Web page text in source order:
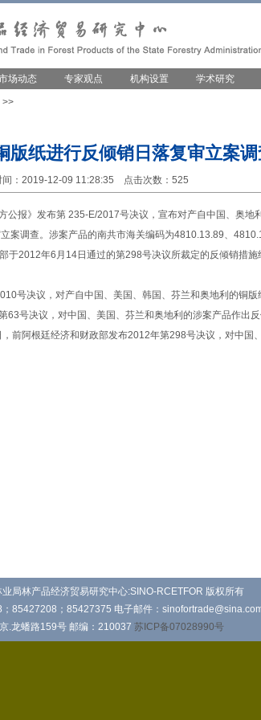
场动态 专家观点 机构设置 学术研究
>>
版纸进行反倾销日落复审立案
间：2019-12-09 11:28:35 点击次数：525
报》发布第 235-E/2017号决议，宣布对产自中国、奥地
案调查。涉案产品的南共市海关编码为4810.13.89、
于2012年6月14日通过的第298号决议所裁定的反倾销措施
号决议，对产自中国、美国、韩国、芬兰和奥地利的铜版
63号决议，对中国、美国、芬兰和奥地利的涉案产品作出
前阿根廷经济和财政部发布2012年第298号决议，对中国
局林产品经济贸易研究中心:SINO-RCETFOR 版权所有
85427208；85427375 电子邮件：
.龙蟠路159号 邮编：210037 苏ICP备07028990号